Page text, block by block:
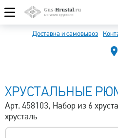
Доставка и самовывоз
ХРУСТАЛЬНЫЕ
Арт. 458103, Набор из 6
хрусталь